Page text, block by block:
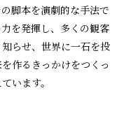
脚本を演劇的な手法で
を発揮し、多くの観客
らせ、世界に一石を投
作るきっかけをつくっ
います。